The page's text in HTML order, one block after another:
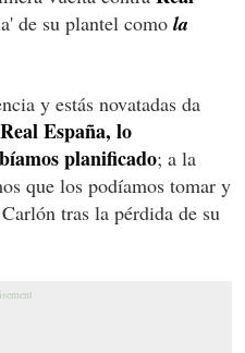
de su plantel como la
y estás novatadas da
España, lo
planificado; a la
que los podíamos tomar y
tras la pérdida de su